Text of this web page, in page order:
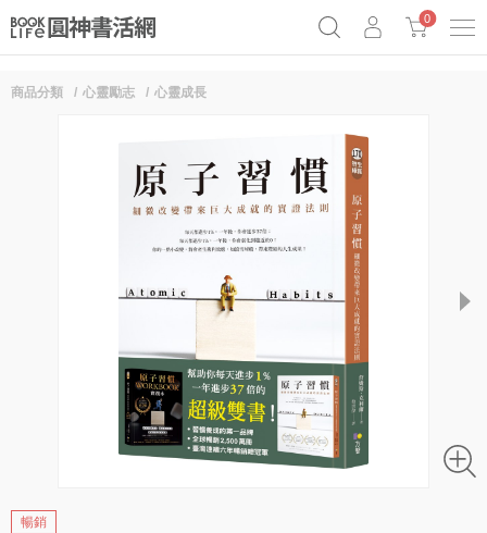
0
商品分類 心靈勵志 心靈成長
next
暢銷